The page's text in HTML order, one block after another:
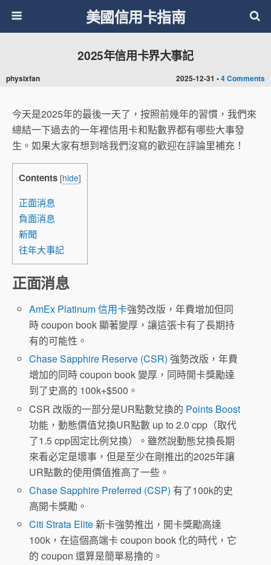
美國信用卡指南
2025-12-31 •4 Comments
2025年信用卡界大事記
physixfan
今天是2025年的最後一天了，按照前幾年的習慣，我們來
總結一下過去的一年裡信用卡和點數界都有哪些大事發
生。如果大家有想到啥我們沒寫的歡迎在評論里補充！
Contents [hide]
正面消息
負面消息
新聞
往年大事記
正面消息
AmEx Platinum 信用卡強勢改版，年費增加但同
時 coupon book 顯著變厚，讓這張卡有了長期持
有的可能性。
Chase Sapphire Reserve (CSR) 強勢改版，年費
增加的同時 coupon book 變厚，同時開卡獎勵達
到了史高的 100k+$500。
CSR 改版的一部分是UR點數兌換的 Points Boost
功能，動態價值兌換UR點數 up to 2.0 cpp（取代
了1.5 cpp固定比例兌換）。雖然說動態兌換長期
來看必定是壞事，但是至少在剛推出的2025年讓
UR點數的使用價值推高了一些。
Chase Sapphire Preferred (CSP) 有了100k的史
高開卡獎勵。
Citi Strata Elite新卡強勢推出，開卡獎勵高達
100k，在這個高端卡 coupon book 化的時代，它
的 coupon 還算是簡單易擼的。